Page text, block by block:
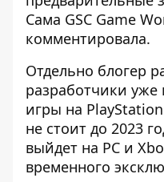
Сама GSC Game
комментировала.
Отдельно блогер
разработчики
игры на
не стоит до 2023
выйдет на PC и
временного